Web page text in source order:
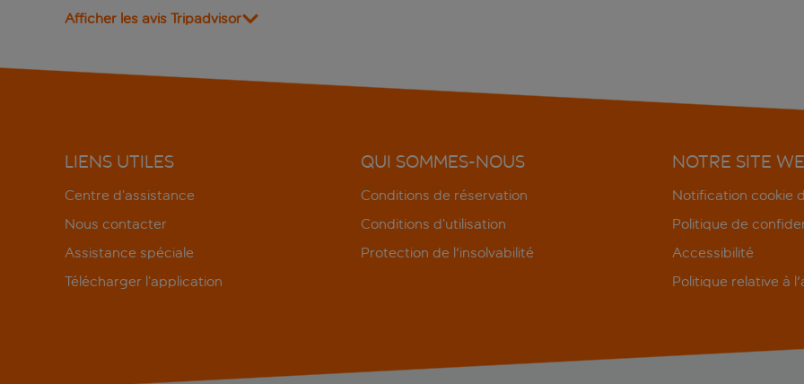
Afficher les avis Tripadvisor
LIENS UTILES
Centre d’assistance
Nous contacter
Assistance spéciale
Télécharger l’application
QUI SOMMES-NOUS
Conditions de réservation
Conditions d’utilisation
Protection de l'insolvabilité
NOTRE SITE
Notification cookie
Politique de
Accessibilité
Politique relative à